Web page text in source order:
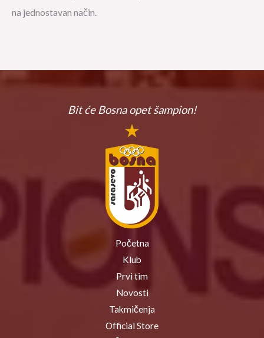
na jednostavan način.
Bit će Bosnaopet šampion!
Početna
Klub
Prvi tim
Novosti
Takmičenja
Official Store